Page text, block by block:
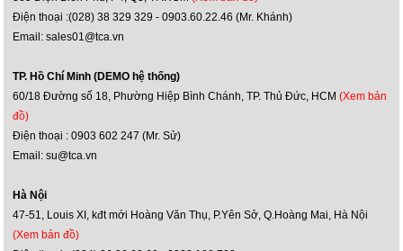
Điện thoại :(028) 38 329 329 - 0903.60.22.46 (Mr. Khánh)
Email: sales01@tca.vn
TP. Hồ Chí Minh (DEMO hệ thống)
60/18 Đường số 18, Phường Hiệp Bình Chánh, TP. Thủ Đức, HCM(Xem bản
đồ)
Điện thoại : 0903 602 247 (Mr. Sử)
Email: su@tca.vn
Hà Nội
47-51, Louis XI, kđt mới Hoàng Văn Thụ, P.Yên Sở, Q.Hoàng Mai, Hà Nội
(Xem bản đồ)